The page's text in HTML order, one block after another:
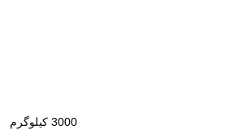
3000 کیلوگرم